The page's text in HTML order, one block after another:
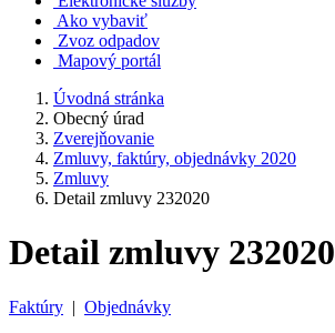
Ako vybaviť
Zvoz odpadov
Mapový portál
Úvodná stránka
Obecný úrad
Zverejňovanie
Zmluvy, faktúry, objednávky 2020
Zmluvy
Detail zmluvy 232020
Detail zmluvy 232020
Faktúry | Objednávky